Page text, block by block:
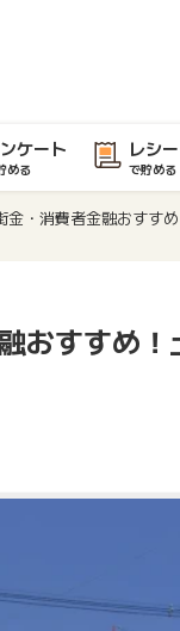
ケート
める
レシ
で貯める
金・消費者金融おすす
おすすめ